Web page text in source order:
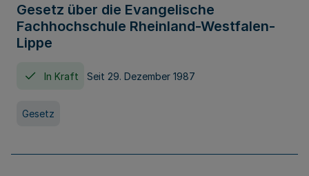
Gesetz über die Evangelische
Fachhochschule Rheinland-Westfalen-
Lippe
In Kraft Seit 29. Dezember 1987
Gesetz